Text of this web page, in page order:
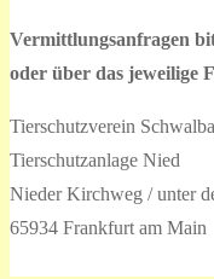
Vermittlungsanfragen
oder über das jeweilige
Tierschutzverein
Tierschutzanlage Nied
Nieder Kirchweg / unter
65934 Frankfurt am Main